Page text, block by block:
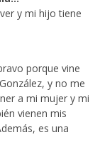
y mi hijo tiene
porque vine
y no me
a mi mujer y mi
vienen mis
es una